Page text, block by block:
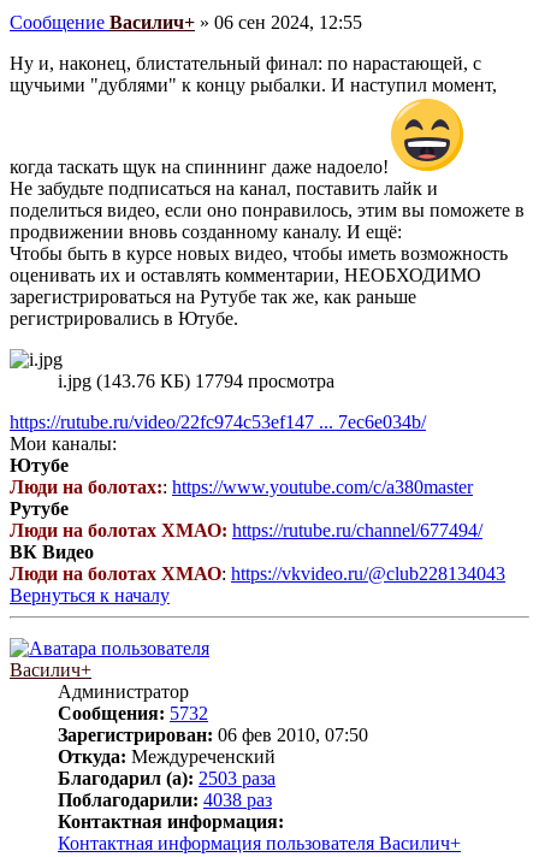
Сообщение Василич+ » 06 сен 2024, 12:55
Ну и, наконец, блистательный финал: по нарастающей, с
щучьими "дублями" к концу рыбалки. И наступил момент,
когда таскать щук на спиннинг даже надоело!
Не забудьте подписаться на канал, поставить лайк и
поделиться видео, если оно понравилось, этим вы поможете в
продвижении вновь созданному каналу. И ещё:
Чтобы быть в курсе новых видео, чтобы иметь возможность
оценивать их и оставлять комментарии, НЕОБХОДИМО
зарегистрироваться на Рутубе так же, как раньше
регистрировались в Ютубе.
i.jpg (143.76 КБ) 17794 просмотра
https://rutube.ru/video/22fc974c53ef147 ... 7ec6e034b/
Мои каналы:
Ютубе
Люди на болотах:: https://www.youtube.com/c/a380master
Рутубе
Люди на болотах ХМАО: https://rutube.ru/channel/677494/
ВК Видео
Люди на болотах ХМАО: https://vkvideo.ru/@club228134043
Вернуться к началу
Василич+
Администратор
Сообщения: 5732
Зарегистрирован: 06 фев 2010, 07:50
Откуда: Междуреченский
Благодарил (а): 2503 раза
Поблагодарили: 4038 раз
Контактная информация:
Контактная информация пользователя Василич+